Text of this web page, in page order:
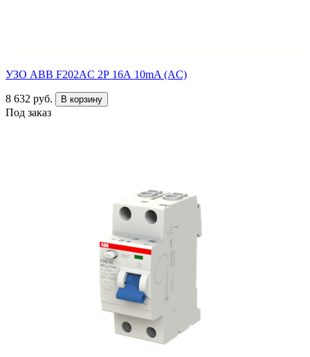
УЗО ABB F202AC 2Р 16А 10mA (AC)
8 632 руб. В корзину
Под заказ